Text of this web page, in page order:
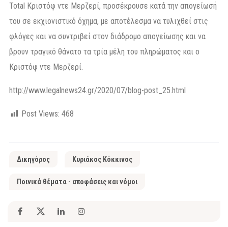
Total Κριστόφ ντε Μερζερί, προσέκρουσε κατά την απογείωσή
του σε εκχιονιστικό όχημα, με αποτέλεσμα να τυλιχθεί στις
φλόγες και να συντριβεί στον διάδρομο απογείωσης και να
βρουν τραγικό θάνατο τα τρία μέλη του πληρώματος και ο
Κριστόφ ντε Μερζερί.
http://www.legalnews24.gr/2020/07/blog-post_25.html
Post Views: 468
Δικηγόρος Κυριάκος Κόκκινος
Ποινικά θέματα - αποφάσεις και νόμοι